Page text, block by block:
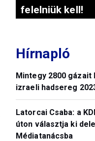
felelniük kell!
Hírnapló
Mintegy 2800 gázait
izraeli hadsereg
Latorcai Csaba: a
úton választja ki
Médiatanácsba